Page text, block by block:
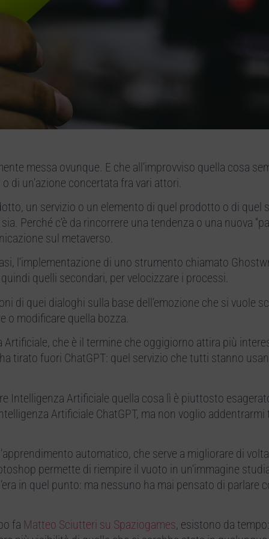
messa ovunque. E che all’improvviso quella cosa
di un’azione concertata fra vari attori.
un servizio o un elemento di quel prodotto o di quel
Perché c’è da rincorrere una tendenza o una nuova
sul metaverso.
l’implementazione di uno strumento chiamato
quelli secondari, per velocizzare i processi.
di quei dialoghi sulla base dell’emozione che si vuole
o modificare quella bozza.
che è il termine che oggigiorno attira più
tirato fuori ChatGPT: quel servizio che tutti stanno
Intelligenza Artificiale quella cosa lì è piuttosto
Artificiale ChatGPT, ma non voglio
automatico, che serve a migliorare di
permette di riempire il vuoto in un’immagine
in quel punto: ma nessuno ha mai pensato di parlare
fa Matteo Sciutteri su Spaziogames, esistono da